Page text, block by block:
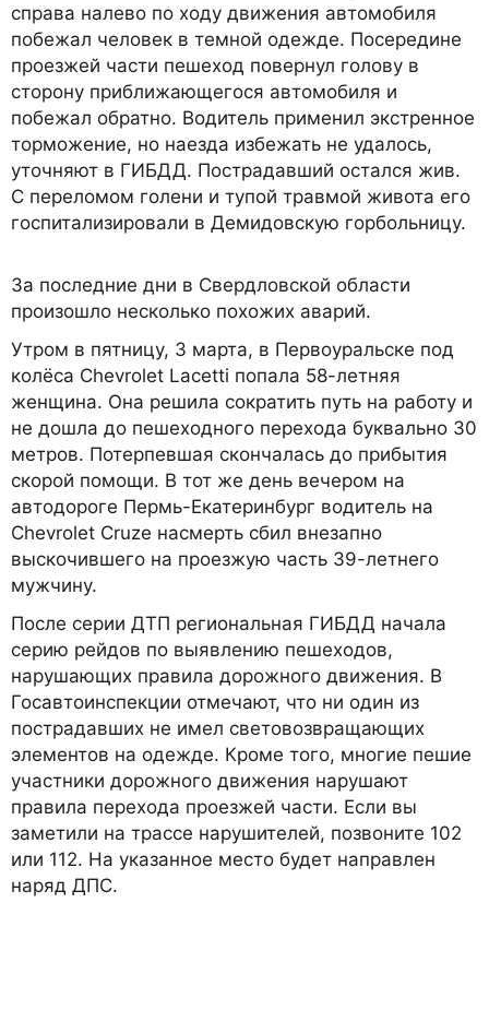
справа налево по ходу движения автомобиля
побежал человек в темной одежде. Посередине
проезжей части пешеход повернул голову в
сторону приближающегося автомобиля и
побежал обратно. Водитель применил экстренное
торможение, но наезда избежать не удалось,
уточняют в ГИБДД. Пострадавший остался жив.
С переломом голени и тупой травмой живота его
госпитализировали в Демидовскую горбольницу.
За последние дни в Свердловской области
произошло несколько похожих аварий.
Утром в пятницу, 3 марта, в Первоуральске под
колёса Chevrolet Lacetti попала 58-летняя
женщина. Она решила сократить путь на работу и
не дошла до пешеходного перехода буквально 30
метров. Потерпевшая скончалась до прибытия
скорой помощи. В тот же день вечером на
автодороге Пермь-Екатеринбург водитель на
Chevrolet Cruze насмерть сбил внезапно
выскочившего на проезжую часть 39-летнего
мужчину.
После серии ДТП региональная ГИБДД начала
серию рейдов по выявлению пешеходов,
нарушающих правила дорожного движения. В
Госавтоинспекции отмечают, что ни один из
пострадавших не имел световозвращающих
элементов на одежде. Кроме того, многие пешие
участники дорожного движения нарушают
правила перехода проезжей части. Если вы
заметили на трассе нарушителей, позвоните 102
или 112. На указанное место будет направлен
наряд ДПС.